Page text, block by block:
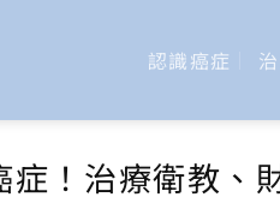
認識癌症
症！治療衛教